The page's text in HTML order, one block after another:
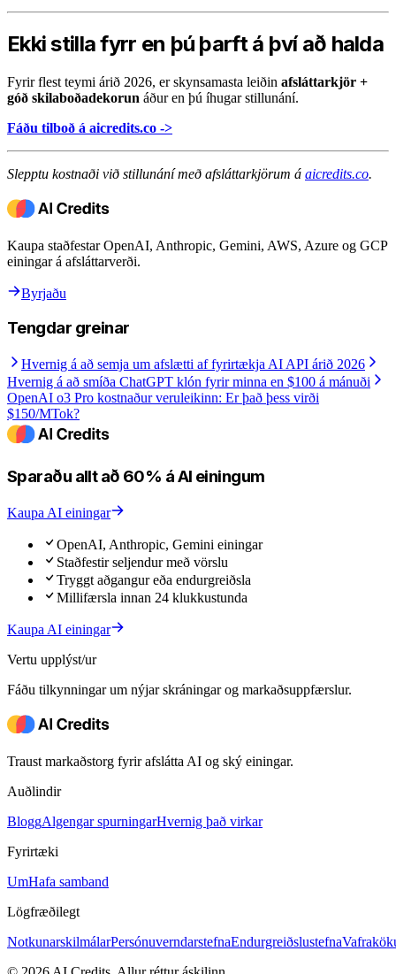
Ekki stilla fyrr en þú þarft á því að halda
Fyrir flest teymi árið 2026, er skynsamasta leiðin afsláttarkjör +
góð skilaboðadekorun áður en þú íhugar stillunání.
Fáðu tilboð á aicredits.co ->
Slepptu kostnaði við stillunání með afsláttarkjörum á aicredits.co.
Kaupa staðfestar OpenAI, Anthropic, Gemini, AWS, Azure og GCP
einingar á afsláttarverði.
Byrjaðu
Tengdar greinar
Hvernig á að semja um afslætti af fyrirtækja AI API árið 2026
Hvernig á að smíða ChatGPT klón fyrir minna en $100 á mánuði
OpenAI o3 Pro kostnaður veruleikinn: Er það þess virði
$150/MTok?
Sparaðu allt að 60% á AI einingum
Kaupa AI einingar
OpenAI, Anthropic, Gemini einingar
Staðfestir seljendur með vörslu
Tryggt aðgangur eða endurgreiðsla
Millifærsla innan 24 klukkustunda
Kaupa AI einingar
Vertu upplýst/ur
Fáðu tilkynningar um nýjar skráningar og markaðsuppfærslur.
Traust markaðstorg fyrir afslátta AI og ský einingar.
Auðlindir
BloggAlgengar spurningarHvernig það virkar
Fyrirtæki
UmHafa samband
Lögfræðilegt
NotkunarskilmálarPersónuverndarstefnaEndurgreiðslustefna